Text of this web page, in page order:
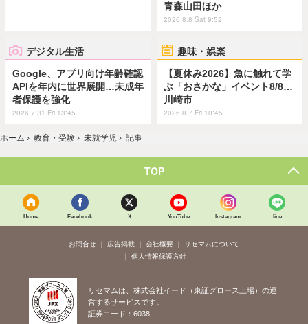
青森山田ほか
2026.8.8 Sat 9:52
デジタル生活
Google、アプリ向け年齢確認
APIを年内に世界展開…未成年
者保護を強化
2026.7.31 Fri 13:45
趣味・娯楽
【夏休み2026】魚に触れて学
ぶ「おさかな」イベント8/8…
川崎市
2026.8.7 Fri 10:45
ホーム › 教育・受験 › 未就学児 › 記事
TOP
Home Facebook X YouTube Instagram line
お問合せ 広告掲載 会社概要
リセマムについて
個人情報保護方針
リセマムは、株式会社イード（東証グロース上場）の運
営するサービスです。
証券コード：6038